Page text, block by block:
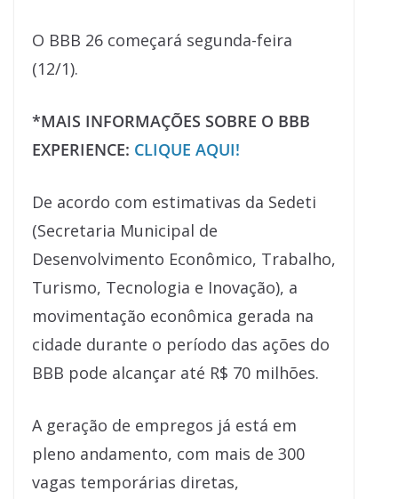
O BBB 26 começará segunda-feira
(12/1).
*MAIS INFORMAÇÕES SOBRE O BBB
EXPERIENCE: CLIQUE AQUI!
De acordo com estimativas da Sedeti
(Secretaria Municipal de
Desenvolvimento Econômico, Trabalho,
Turismo, Tecnologia e Inovação), a
movimentação econômica gerada na
cidade durante o período das ações do
BBB pode alcançar até R$ 70 milhões.
A geração de empregos já está em
pleno andamento, com mais de 300
vagas temporárias diretas,